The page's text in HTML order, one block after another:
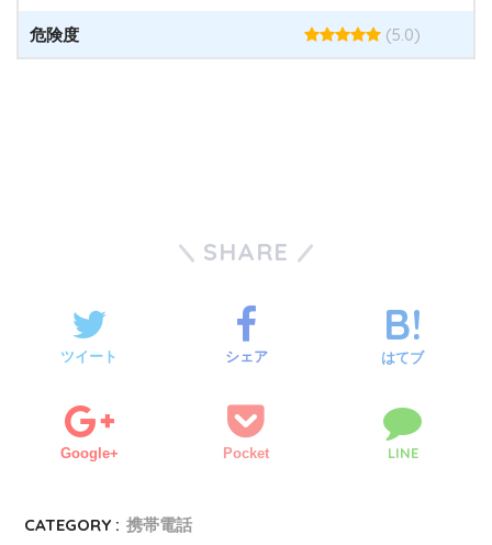
危険度 (5.0)
SHARE
ツイート シェア はてブ
Google+ Pocket LINE
CATEGORY : 携帯電話